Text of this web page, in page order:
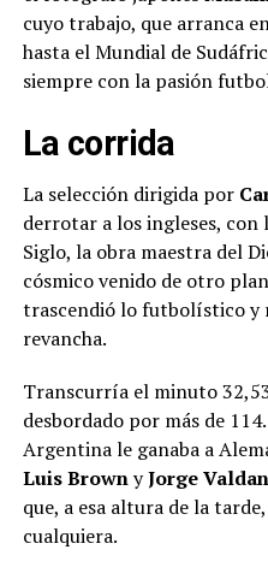
cuyo trabajo, que arranca
hasta el Mundial de
siempre con la pasión
La corrida
La selección dirigida por
derrotar a los ingleses, con
Siglo, la obra maestra del
cósmico venido de otro
trascendió lo futbolístico y
revancha.
Transcurría el minuto
desbordado por más de
Argentina le ganaba a
Luis BrownyJorge
que, a esa altura de la
cualquiera.